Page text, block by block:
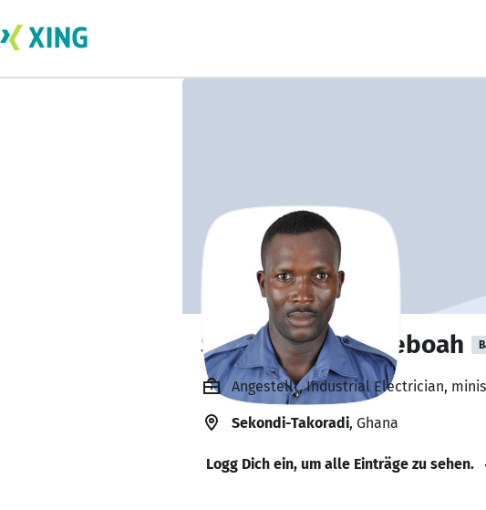
Samuel Owusu Yeboah
Angestellt, Industrial Electrician,
Sekondi-Takoradi, Ghana
Logg Dich ein, um alle Einträge zu sehen.